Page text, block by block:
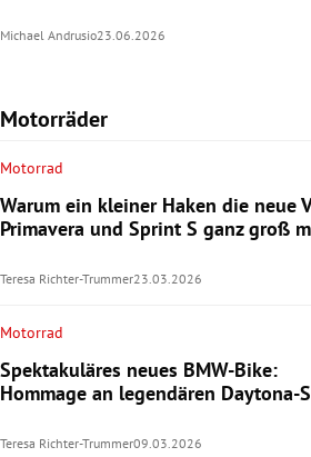
Michael Andrusio23.06.2026
Motorräder
Motorrad
Warum ein kleiner Haken die neue
Primavera und Sprint S ganz groß
Teresa Richter-Trummer23.03.2026
Motorrad
Spektakuläres neues BMW-Bike:
Hommage an legendären Daytona-
Teresa Richter-Trummer09.03.2026